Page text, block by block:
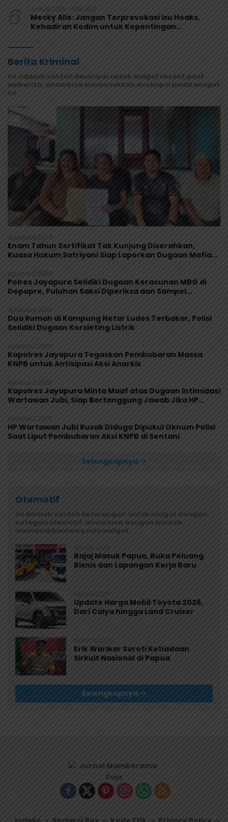
6 Juni 29, 2026 998 Lihat
Mecky Alle: Jangan Terprovokasi Isu Hoaks,
Kehadiran Kodim untuk Kepentingan
Berita Kriminal
Ini adalah contoh deskripsi untuk widget recent post
wpberita, anda bisa memasukkan deskripsi pada widget
ini.
Agustus 8, 2026
Enam Tahun Sertifikat Tak Kunjung Diserahkan,
Kuasa Hukum Satriyani Siap Laporkan Dugaan Mafia
Agustus 5, 2026
Polres Jayapura Selidiki Dugaan Keracunan MBG di
Depapre, Puluhan Saksi Diperiksa dan Sampel
Agustus 4, 2026
Dua Rumah di Kampung Netar Ludes Terbakar, Polisi
Selidiki Dugaan Korsleting Listrik
Agustus 3, 2026
Kapolres Jayapura Tegaskan Pembubaran Massa
KNPB untuk Antisipasi Aksi Anarkis
Agustus 3, 2026
Kapolres Jayapura Minta Maaf atas Dugaan Intimidasi
Wartawan Jubi, Siap Bertanggung Jawab Jika HP
Agustus 3, 2026
HP Wartawan Jubi Rusak Diduga Dipukul Oknum Polisi
Saat Liput Pembubaran Aksi KNPB di Sentani
Selengkapnya
Otomotif
Ini adalah contoh keterangan untuk widget dengan
kategori otomotif, anda bisa dengan mudah
memasukkannya pada widget.
Mei 29, 2026
Bajaj Masuk Papua, Buka Peluang
Bisnis dan Lapangan Kerja Baru
Mei 29, 2026
Update Harga Mobil Toyota 2026,
Dari Calya hingga Land Cruiser
Maret 5, 2026
Erik Warikar Soroti Ketiadaan
Sirkuit Nasional di Papua
Selengkapnya